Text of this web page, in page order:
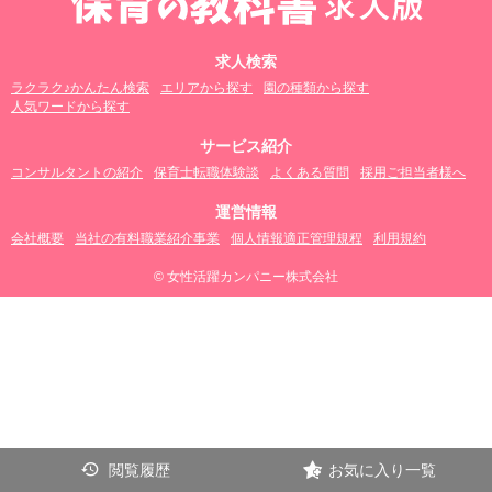
求人検索
ラクラク♪かんたん検索 エリアから探す
園の種類から探す
人気ワードから探す
サービス紹介
コンサルタントの紹介 保育士転職体験談 よくある質問 採用ご担当者様へ
運営情報
会社概要 当社の有料職業紹介事業 個人情報適正管理規程 利用規約
© 女性活躍カンパニー株式会社
閲覧履歴 お気に入り一覧